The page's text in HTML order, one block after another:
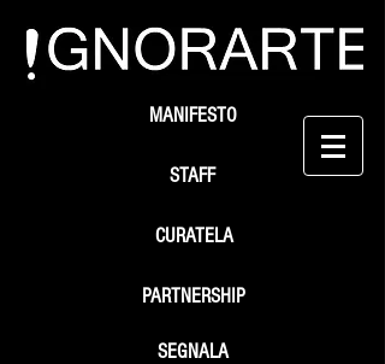
STAFF
SEGNALA
MANIFESTO
PARTNERSHIP
CURATELA